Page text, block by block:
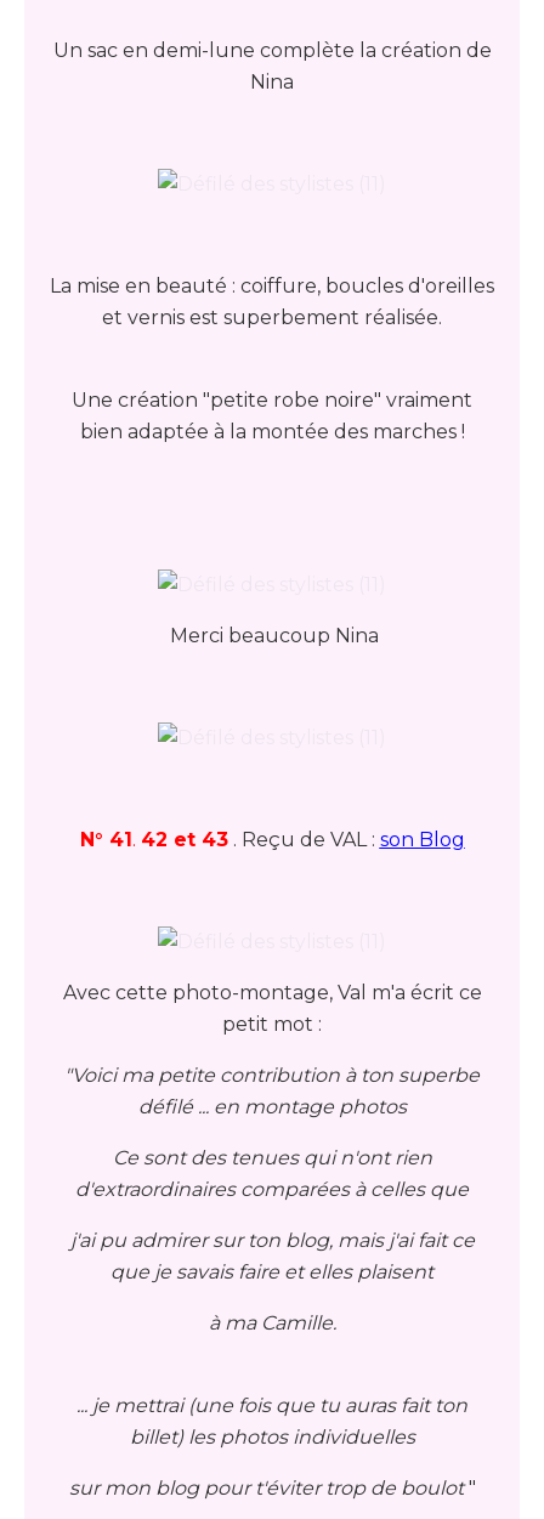
Un sac en demi-lune complète la création de
Nina
La mise en beauté : coiffure, boucles d'oreilles
et vernis est superbement réalisée.
Une création "petite robe noire" vraiment
bien adaptée à la montée des marches !
Merci beaucoup Nina
N° 41. 42 et 43. Reçu de VAL : son Blog
Avec cette photo-montage, Val m'a écrit ce
petit mot :
"Voici ma petite contribution à ton superbe
défilé ... en montage photos
Ce sont des tenues qui n'ont rien
d'extraordinaires comparées à celles que
j'ai pu admirer sur ton blog, mais j'ai fait ce
que je savais faire et elles plaisent
à ma Camille.
... je mettrai (une fois que tu auras fait ton
billet) les photos individuelles
sur mon blog pour t'éviter trop de boulot"